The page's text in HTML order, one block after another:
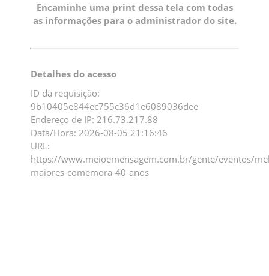
Encaminhe uma print dessa tela com todas
as informações para o administrador do site.
Detalhes do acesso
ID da requisição:
9b10405e844ec755c36d1e6089036dee
Endereço de IP: 216.73.217.88
Data/Hora: 2026-08-05 21:16:46
URL:
https://www.meioemensagem.com.br/gente/eventos/
maiores-comemora-40-anos